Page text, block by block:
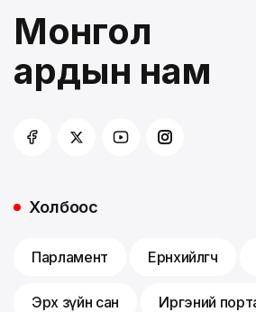
Монгол
ардын нам
Холбоос
Парламент Ерөнхийлөгч
Эрх зүйн сан Иргэний